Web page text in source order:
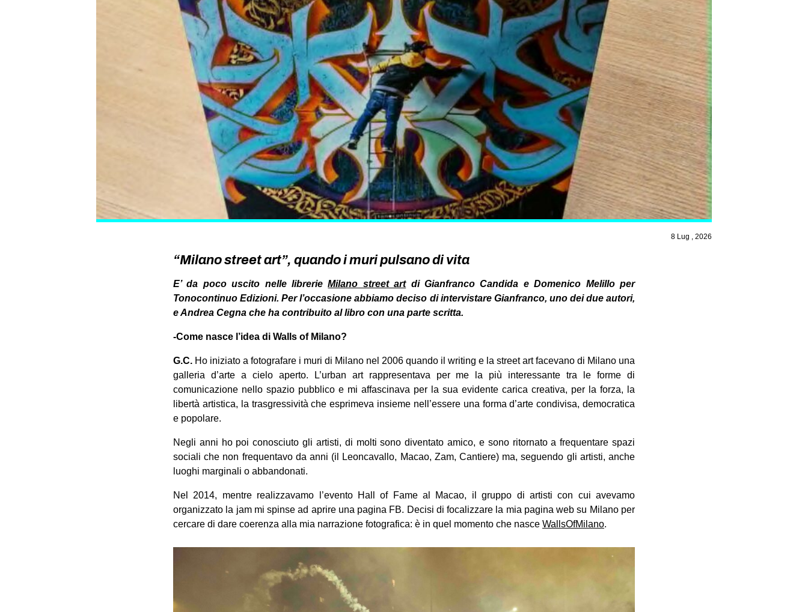
8 Lug , 2026
“Milano street art”, quando i muri pulsano di vita
E’ da poco uscito nelle librerieMilano street artdi Gianfranco Candida e Domenico Melillo per
Tonocontinuo Edizioni. Per l’occasione abbiamo deciso di intervistare Gianfranco, uno dei due autori,
e Andrea Cegna che ha contribuito al libro con una parte scritta.
-Come nasce l’idea di Walls of Milano?
G.C. Ho iniziato a fotografare i muri di Milano nel 2006 quando il writing e la street art facevano di Milano una
galleria d’arte a cielo aperto. L’urban art rappresentava per me la più interessante tra le forme di
comunicazione nello spazio pubblico e mi affascinava per la sua evidente carica creativa, per la forza, la
libertà artistica, la trasgressività che esprimeva insieme nell’essere una forma d’arte condivisa, democratica
e popolare.
Negli anni ho poi conosciuto gli artisti, di molti sono diventato amico, e sono ritornato a frequentare spazi
sociali che non frequentavo da anni (il Leoncavallo, Macao, Zam, Cantiere) ma, seguendo gli artisti, anche
luoghi marginali o abbandonati.
Nel 2014, mentre realizzavamo l’evento Hall of Fame al Macao, il gruppo di artisti con cui avevamo
organizzato la jam mi spinse ad aprire una pagina FB. Decisi di focalizzare la mia pagina web su Milano per
cercare di dare coerenza alla mia narrazione fotografica: è in quel momento che nasce WallsOfMilano.